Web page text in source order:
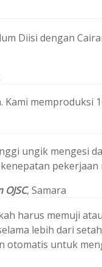
Diisi dengan
memproduksi
ungik mengesi
pekerjaan
, Samara
harus memuji
lebih dari
untuk